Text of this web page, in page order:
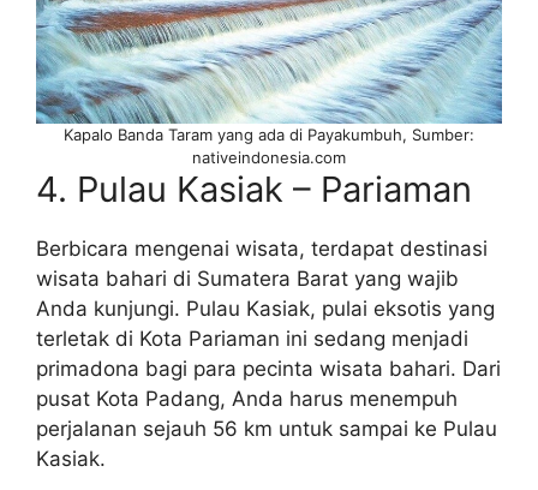
Kapalo Banda Taram yang ada di Payakumbuh, Sumber:
nativeindonesia.com
4. Pulau Kasiak – Pariaman
Berbicara mengenai wisata, terdapat destinasi
wisata bahari di Sumatera Barat yang wajib
Anda kunjungi. Pulau Kasiak, pulai eksotis yang
terletak di Kota Pariaman ini sedang menjadi
primadona bagi para pecinta wisata bahari. Dari
pusat Kota Padang, Anda harus menempuh
perjalanan sejauh 56 km untuk sampai ke Pulau
Kasiak.